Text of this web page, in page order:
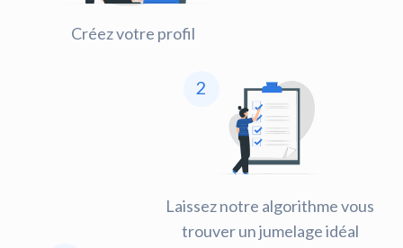
Créez votre profil
2
Laissez notre algorithme vous
trouver un jumelage idéal